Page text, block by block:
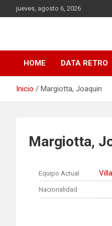
Saltar
al
jueves, agosto 6, 2026
DATA
HOME DATA RETRO
Inicio Margiotta, Joaquin
Margiotta,
Equipo Actual
Nacionalidad